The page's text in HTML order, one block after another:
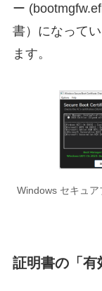
ー
書）になって
ます。
Windows セキュ
証明書の「有